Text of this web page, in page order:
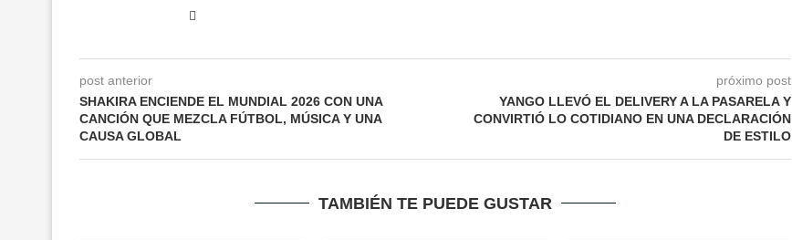
post anterior
SHAKIRA ENCIENDE EL MUNDIAL 2026 CON UNA
CANCIÓN QUE MEZCLA FÚTBOL, MÚSICA Y UNA
CAUSA GLOBAL
próximo post
YANGO LLEVÓ EL DELIVERY A LA PASARELA Y
CONVIRTIÓ LO COTIDIANO EN UNA DECLARACIÓN
DE ESTILO
TAMBIÉN TE PUEDE GUSTAR